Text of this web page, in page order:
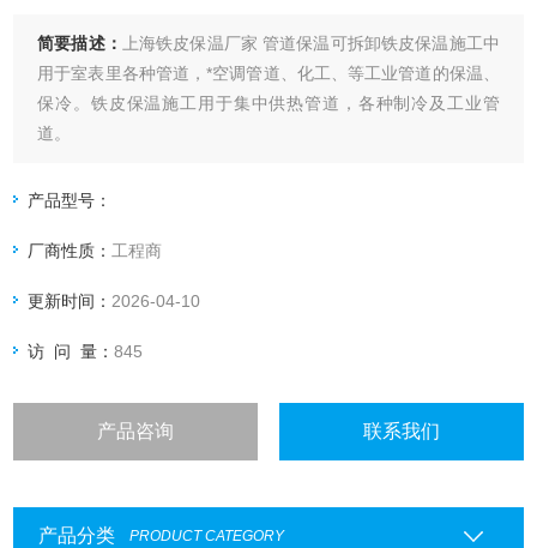
简要描述：
上海铁皮保温厂家 管道保温可拆卸铁皮保温施工中
用于室表里各种管道，*空调管道、化工、等工业管道的保温、
保冷。铁皮保温施工用于集中供热管道，各种制冷及工业管
道。
产品型号：
厂商性质： 工程商
更新时间： 2026-04-10
访 问 量：845
产品咨询 联系我们
产品分类 PRODUCT CATEGORY